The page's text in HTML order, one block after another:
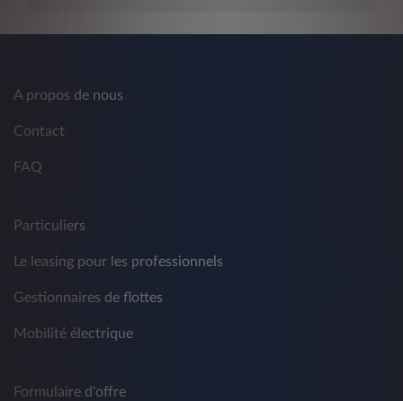
A propos de nous
Contact
FAQ
Particuliers
Le leasing pour les professionnels
Gestionnaires de flottes
Mobilité électrique
Formulaire d'offre